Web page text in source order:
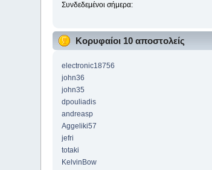
Συνδεδεμένοι σήμερα:
Κορυφαίοι 10 αποστολείς
electronic18756
john36
john35
dpouliadis
andreasp
Aggeliki57
jefri
totaki
KelvinBow